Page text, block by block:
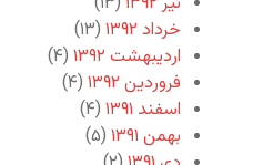
خرداد ۱۳۹۲
(۱۳)
اردیبهشت ۱۳۹۲
(۴)
فروردین ۱۳۹۲
(۴)
اسفند ۱۳۹۱
(۴)
بهمن ۱۳۹۱
(۵)